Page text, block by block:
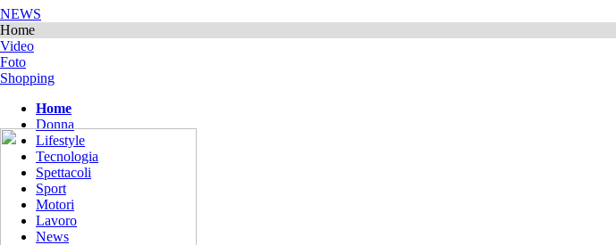
NEWS
Home
Video
Foto
Shopping
Home
Donna
Lifestyle
Tecnologia
Spettacoli
Sport
Motori
Lavoro
News